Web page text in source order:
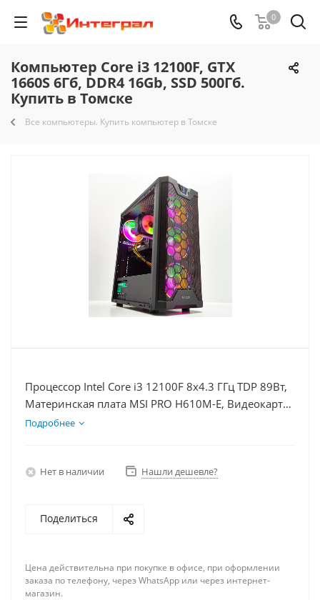
0
Компьютер Core i3 12100F, GTX
1660S 6Гб, DDR4 16Gb, SSD 500Гб.
Купить в Томске
Все компьютеры. Купить компьютер в Томске
Процессор Intel Core i3 12100F 8x4.3 ГГц TDP 89Вт,
Материнская плата MSI PRO H610M-E, Видеокарта
GTX 1660S 6Гб, Память DDR4 16Gb, Диски
Подробнее
Нет в наличии Нашли дешевле?
Поделиться
Цена действительна при покупке в офисе, при оформлении
заказа по телефону, через WhatsApp или через интернет-
магазин.